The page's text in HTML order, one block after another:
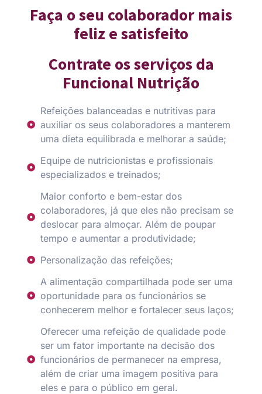
Faça o seu colaborador mais
feliz e satisfeito
Contrate os serviços da
Funcional Nutrição
Refeições balanceadas e nutritivas para
auxiliar os seus colaboradores a manterem
uma dieta equilibrada e melhorar a saúde;
Equipe de nutricionistas e profissionais
especializados e treinados;
Maior conforto e bem-estar dos
colaboradores, já que eles não precisam se
deslocar para almoçar. Além de poupar
tempo e aumentar a produtividade;
Personalização das refeições;
A alimentação compartilhada pode ser uma
oportunidade para os funcionários se
conhecerem melhor e fortalecer seus laços;
Oferecer uma refeição de qualidade pode
ser um fator importante na decisão dos
funcionários de permanecer na empresa,
além de criar uma imagem positiva para
eles e para o público em geral.